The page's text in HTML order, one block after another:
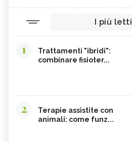
I più letti
1
Trattamenti "ibridi":
combinare fisioter...
2
Terapie assistite con
animali: come funz...